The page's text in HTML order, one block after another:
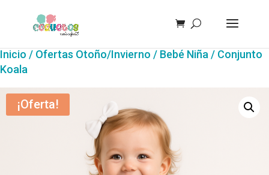
Inicio / Ofertas Otoño/Invierno / Bebé Niña / Conjunto
Koala
¡Oferta!